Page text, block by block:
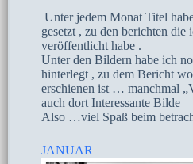
Unter jedem Monat Titel
gesetzt , zu den berichten die
veröffentlicht habe .
Unter den Bildern habe ich
hinterlegt , zu dem Bericht
erschienen ist … manchmal
auch dort Interessante Bilde
Also …viel Spaß beim
JANUAR